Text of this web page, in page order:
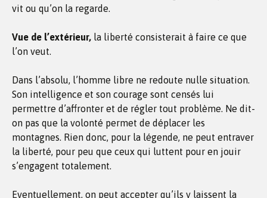
vit ou qu’on la regarde.
Vue de l’extérieur, la liberté consisterait à faire ce que
l’on veut.
Dans l’absolu, l’homme libre ne redoute nulle situation.
Son intelligence et son courage sont censés lui
permettre d’affronter et de régler tout problème. Ne dit-
on pas que la volonté permet de déplacer les
montagnes. Rien donc, pour la légende, ne peut entraver
la liberté, pour peu que ceux qui luttent pour en jouir
s’engagent totalement.
Eventuellement, on peut accepter qu’ils y laissent la